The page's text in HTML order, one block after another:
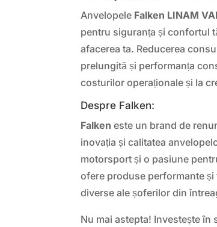
Anvelopele Falken LINAM
pentru siguranța și confortul
afacerea ta. Reducerea
prelungită și performanța
costurilor operaționale și la
Despre Falken:
Falken este un brand de
inovația și calitatea
motorsport și o pasiune
ofere produse performante
diverse ale șoferilor din
Nu mai astepta! Investește